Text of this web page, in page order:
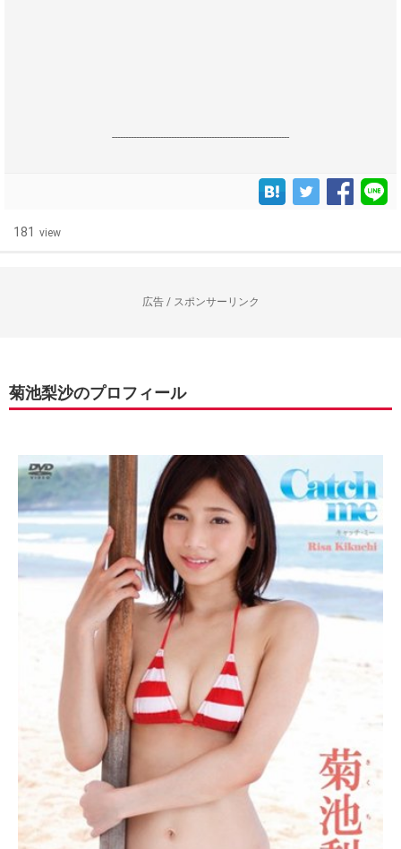
------------------------------------------------------------------
181 view
広告 / スポンサーリンク
菊池梨沙のプロフィール